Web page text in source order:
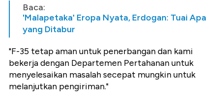
Baca:
'Malapetaka' Eropa Nyata, Erdogan: Tuai Apa
yang Ditabur
"F-35 tetap aman untuk penerbangan dan kami
bekerja dengan Departemen Pertahanan untuk
menyelesaikan masalah secepat mungkin untuk
melanjutkan pengiriman."